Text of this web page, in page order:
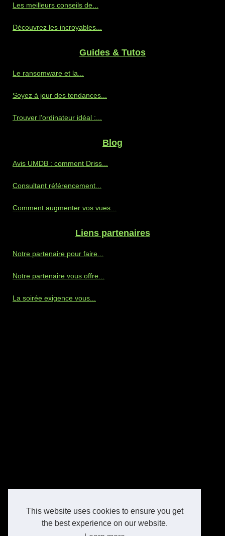
This website uses cookies to ensure you get
the best experience on our website.
Les meilleurs conseils de...
Découvrez les incroyables...
Guides & Tutos
Le ransomware et la...
Soyez à jour des tendances...
Trouver l'ordinateur idéal :...
Blog
Avis UMDB : comment Driss...
Consultant référencement...
Comment augmenter vos vues...
Liens partenaires
Notre partenaire pour faire...
Notre partenaire vous offre...
La soirée exigence vous...